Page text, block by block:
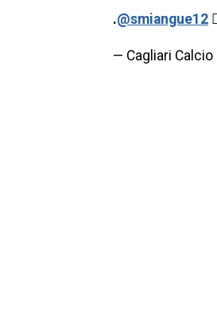
.@smiangue12
— Cagliari Calcio